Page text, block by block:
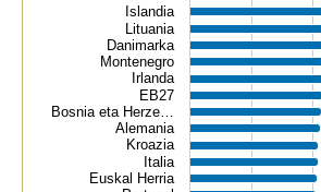
Islandia
Lituania
Danimarka
Montenegro
Irlanda
EB27
Bosnia eta Herze…
Alemania
Kroazia
Italia
Euskal Herria